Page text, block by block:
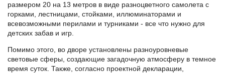
размером 20 на 13 метров в виде разноцветного самолета с
горками, лестницами, стойками, иллюминаторами и
всевозможными перилами и турниками - все что нужно для
детских забав и игр.
Помимо этого, во дворе установлены разноуровневые
световые сферы, создающие загадочную атмосферу в темное
время суток. Также, согласно проектной декларации,